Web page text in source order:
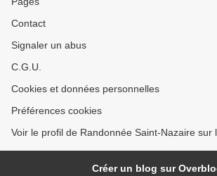
Contact
Signaler un abus
C.G.U.
Cookies et données personnelles
Préférences cookies
Voir le profil de Randonnée Saint-Nazaire sur
Créer un blog sur